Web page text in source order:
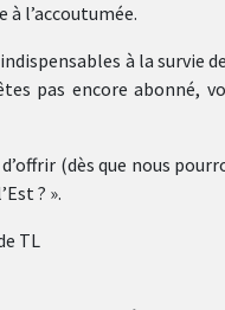
l’accoutumée.
à la survie de
pas encore abonné,
(dès que nous
? ».
TL